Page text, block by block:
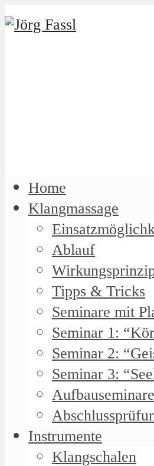
Home
Klangmassage
Ablauf
Tipps & Tricks
Seminare mit
Seminar 1:
Seminar 2:
Seminar 3:
Aufbauseminare
Instrumente
Klangschalen